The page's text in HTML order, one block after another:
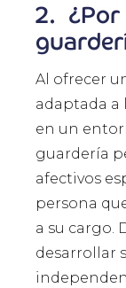
2. ¿Por
Al ofrecer
adaptada a
en un
guardería
afectivos
persona
a su cargo.
desarrollar